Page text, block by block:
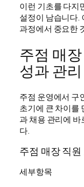
이런 기초를 다지
설정이 남습니다.
과정에서 중요한
주점 매
성과 관리
주점 운영에서 구
초기에 큰 차이를
과 채용 관리에
다.
주점 매장 직
세부항목